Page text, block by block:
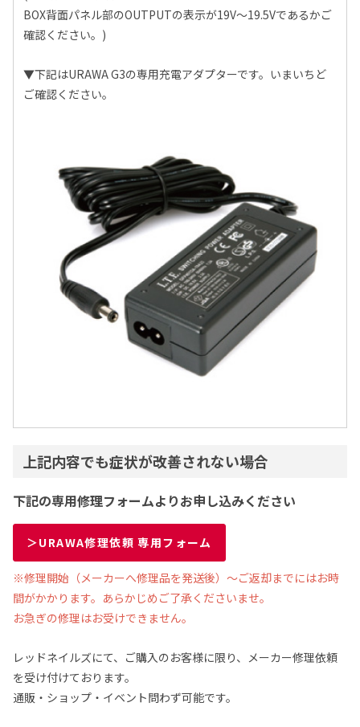
BOX背面パネル部のOUTPUTの表示が19V～19.5Vであるかご
確認ください。)
▼下記はURAWA G3の専用充電アダプターです。いまいちど
ご確認ください。
上記内容でも症状が改善されない場合
下記の専用修理フォームよりお申し込みください
＞URAWA修理依頼 専用フォーム
※修理開始（メーカーへ修理品を発送後）～ご返却までにはお時
間がかかります。あらかじめご了承くださいませ。
お急ぎの修理はお受けできません。
レッドネイルズにて、ご購入のお客様に限り、メーカー修理依頼
を受け付けております。
通販・ショップ・イベント問わず可能です。